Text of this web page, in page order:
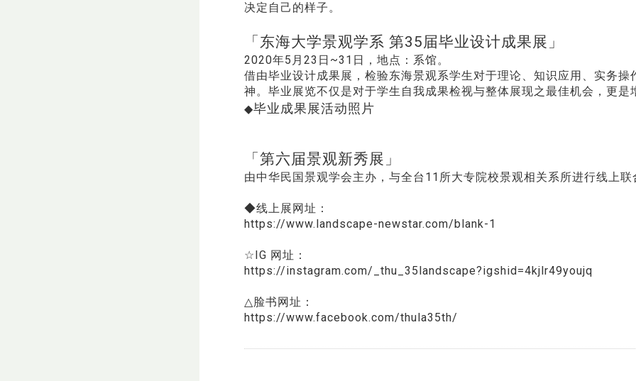
决定自己的样子。
「东海大学景观学系 第35届毕业设计成果展」
2020年5月23日~31日，地点：系馆。
借由毕业设计成果展，检验东海景观系学生对于理论、知识应用、实务
神。毕业展览不仅是对于学生自我成果检视与整体展现之最佳机会，更
◆毕业成果展活动照片
​「第六届景观新秀展」
由中华民国景观学会主办，与全台11所大专院校景观相关系所进行线上联
◆线上展网址：
https://www.landscape-newstar.com/blank-1
☆IG 网址：
https://instagram.com/_thu_35landscape?igshid=4kjlr49youjq
△脸书网址：
https://www.facebook.com/thula35th/